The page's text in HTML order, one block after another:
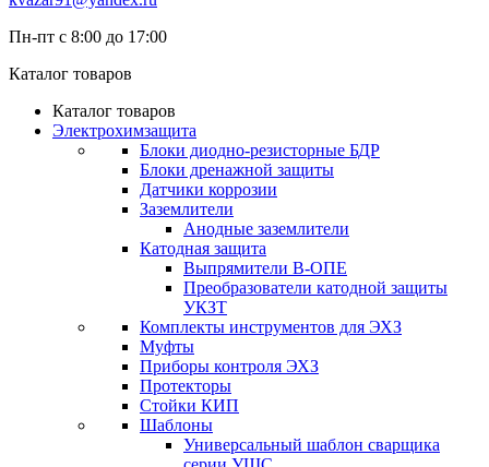
Пн-пт с 8:00 до 17:00
Каталог товаров
Каталог товаров
Электрохимзащита
Блоки диодно-резисторные БДР
Блоки дренажной защиты
Датчики коррозии
Заземлители
Анодные заземлители
Катодная защита
Выпрямители В-ОПЕ
Преобразователи катодной защиты
УКЗТ
Комплекты инструментов для ЭХЗ
Муфты
Приборы контроля ЭХЗ
Протекторы
Стойки КИП
Шаблоны
Универсальный шаблон сварщика